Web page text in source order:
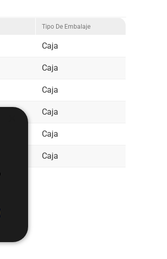
Tipo De Embalaje
Caja
Caja
Caja
Caja
Caja
Caja